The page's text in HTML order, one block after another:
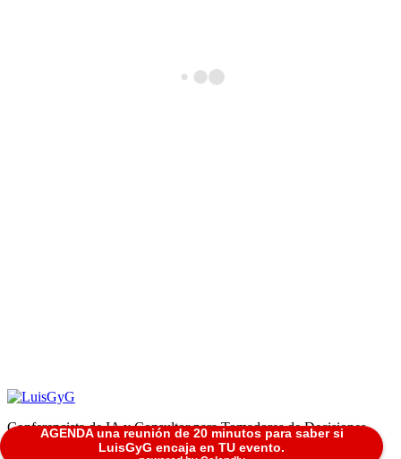
AGENDA una reunión de 20 minutos para saber si
LuisGyG encaja en TU evento.
Conferencista de IA y Consultor para Tomadores de Decisiones